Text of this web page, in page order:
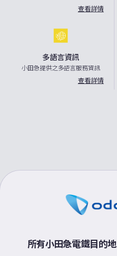
查看詳情
多語言資訊
小田急提供之多語言服務資訊
查看詳情
所有小田急電鐵目的地